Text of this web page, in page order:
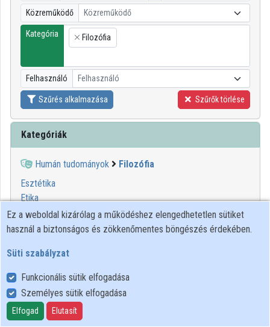
Intézményi listák
Intézmények
Közreműködők
Közreműködő Közreműködő
Kategória
×
Filozófia
Felhasználó Felhasználó
Szűrés alkalmazása Szűrők törlése
Kategóriák
Humán tudományok
Filozófia
Esztétika
Etika
Fenomenológia
Filozófiai antropológia
Jogfilozófia
Metafizika
Szemiotika
Szisztematikus filozófia
Ez a weboldal kizárólag a működéshez elengedhetetlen sütiket
használ a biztonságos és zökkenőmentes böngészés érdekében.
Süti szabályzat
Funkcionális sütik elfogadása
Személyes sütik elfogadása
Elfogad Elutasít